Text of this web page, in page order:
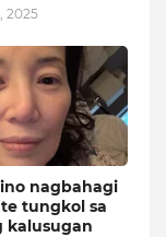
2025
nagbahagi
tungkol sa
kalusugan